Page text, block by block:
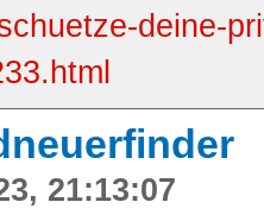
deine-
21:13:07